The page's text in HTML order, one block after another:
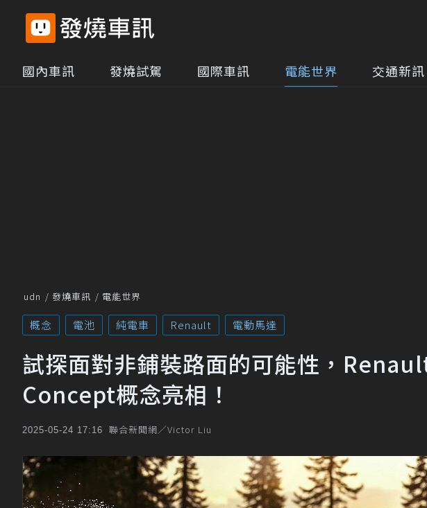
國內車訊 發燒試駕 國際車訊 電能世界 交通新訊
udn 發燒車訊 電能世界
概念 電池 純電車 Renault 電動馬達
試探面對非鋪裝路面的可能性，
Concept概念亮相！
2025-05-24 17:16 聯合新聞網／Victor Liu